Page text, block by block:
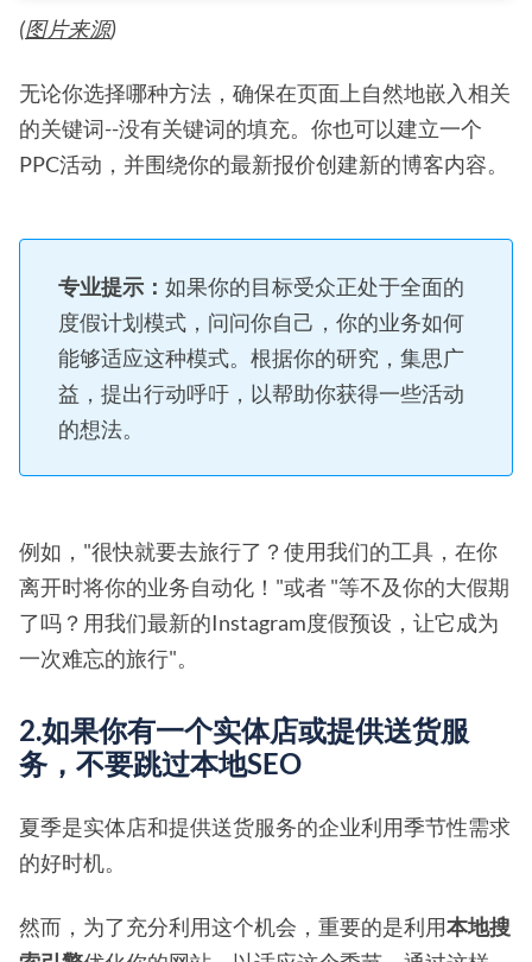
(图片来源)
无论你选择哪种方法，确保在页面上自然地嵌入相关
的关键词--没有关键词的填充。你也可以建立一个
PPC活动，并围绕你的最新报价创建新的博客内容。
专业提示： 如果你的目标受众正处于全面的
度假计划模式，问问你自己，你的业务如何
能够适应这种模式。根据你的研究，集思广
益，提出行动呼吁，以帮助你获得一些活动
的想法。
例如，"很快就要去旅行了？使用我们的工具，在你
离开时将你的业务自动化！"或者 "等不及你的大假期
了吗？用我们最新的Instagram度假预设，让它成为
一次难忘的旅行"。
2.如果你有一个实体店或提供送货服
务，不要跳过本地SEO
夏季是实体店和提供送货服务的企业利用季节性需求
的好时机。
然而，为了充分利用这个机会，重要的是利用本地搜